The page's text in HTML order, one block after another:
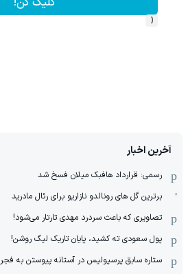
‹
آخرین اخبار
رسمی: قرارداد هافبک میلان فسخ شد
برترین گل های رونالدو نازاریو برای رئال مادرید
تصاویری که باعث سردرد مهدی تارتار می‌شود!
پول سعودی ته کشید، پایان تاریک لیگ روشن!
ستاره سابق پرسپولیس در آستانه پیوستن به فجر